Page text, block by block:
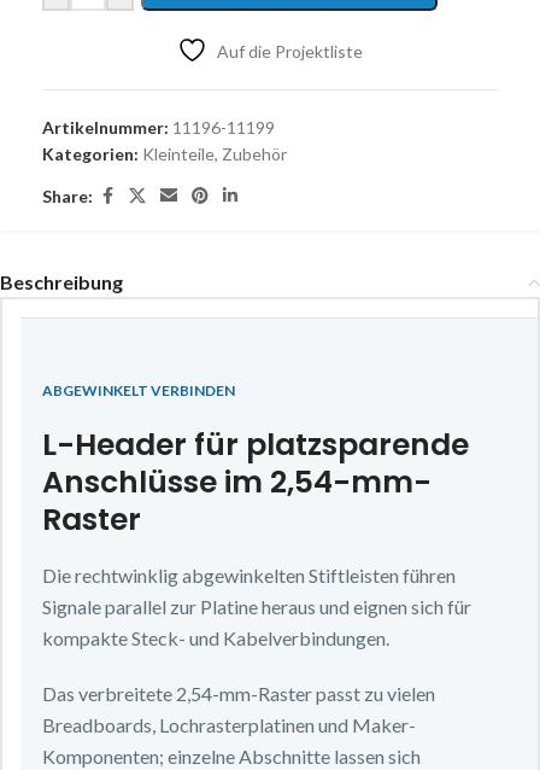
Auf die Projektliste
Artikelnummer: 11196-11199
Kategorien: Kleinteile, Zubehör
Share:
Beschreibung
ABGEWINKELT VERBINDEN
L-Header für platzsparende
Anschlüsse im 2,54-mm-
Raster
Die rechtwinklig abgewinkelten Stiftleisten führen
Signale parallel zur Platine heraus und eignen sich für
kompakte Steck- und Kabelverbindungen.
Das verbreitete 2,54-mm-Raster passt zu vielen
Breadboards, Lochrasterplatinen und Maker-
Komponenten; einzelne Abschnitte lassen sich